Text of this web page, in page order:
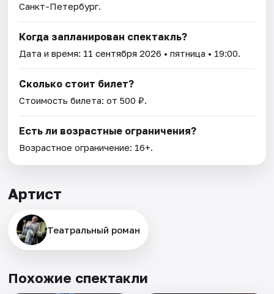
Санкт-Петербург.
Когда запланирован спектакль?
Дата и время: 11 сентября 2026 • пятница • 19:00.
Сколько стоит билет?
Стоимость билета: от 500 ₽.
Есть ли возрастные ограничения?
Возрастное ограничение: 16+.
Артист
Театральный роман
Похожие спектакли